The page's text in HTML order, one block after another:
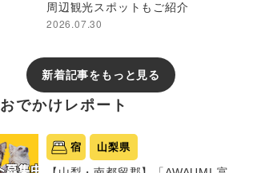
周辺観光スポットもご紹介
2026.07.30
新着記事をもっと見る
おでかけレポート
宿 山梨県